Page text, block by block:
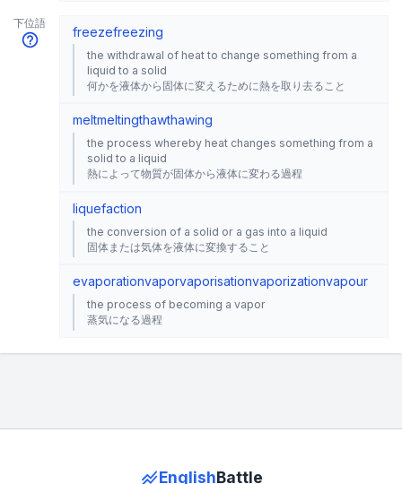
下位語
freezefreezing
the withdrawal of heat to change something from a
liquid to a solid
何かを液体から固体に変えるために熱を取り去ること
meltmeltingthawthawing
the process whereby heat changes something from a
solid to a liquid
熱によって物質が固体から液体に変わる過程
liquefaction
the conversion of a solid or a gas into a liquid
固体または気体を液体に変換すること
evaporationvaporvaporisationvaporizationvapour
the process of becoming a vapor
蒸気になる過程
EnglishBattle